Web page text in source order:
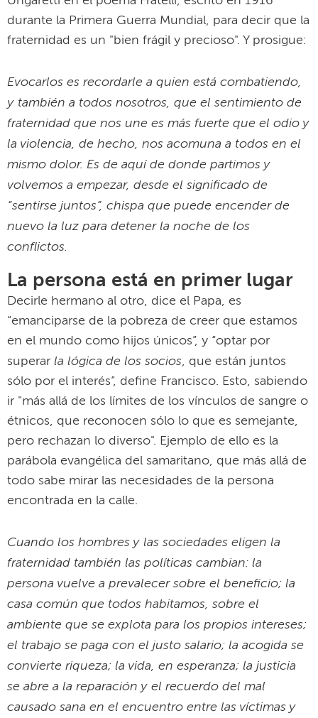
durante la Primera Guerra Mundial, para decir que la
fraternidad es un "bien frágil y precioso". Y prosigue:
Evocarlos es recordarle a quien está combatiendo,
y también a todos nosotros, que el sentimiento de
fraternidad que nos une es más fuerte que el odio y
la violencia, de hecho, nos acomuna a todos en el
mismo dolor. Es de aquí de donde partimos y
volvemos a empezar, desde el significado de
“sentirse juntos”, chispa que puede encender de
nuevo la luz para detener la noche de los
conflictos.
La persona está en primer lugar
Decirle hermano al otro, dice el Papa, es
“emanciparse de la pobreza de creer que estamos
en el mundo como hijos únicos”, y “optar por
superar la lógica de los socios, que están juntos
sólo por el interés”, define Francisco. Esto, sabiendo
ir "más allá de los límites de los vínculos de sangre o
étnicos, que reconocen sólo lo que es semejante,
pero rechazan lo diverso". Ejemplo de ello es la
parábola evangélica del samaritano, que más allá de
todo sabe mirar las necesidades de la persona
encontrada en la calle.
Cuando los hombres y las sociedades eligen la
fraternidad también las políticas cambian: la
persona vuelve a prevalecer sobre el beneficio; la
casa común que todos habitamos, sobre el
ambiente que se explota para los propios intereses;
el trabajo se paga con el justo salario; la acogida se
convierte riqueza; la vida, en esperanza; la justicia
se abre a la reparación y el recuerdo del mal
causado sana en el encuentro entre las víctimas y